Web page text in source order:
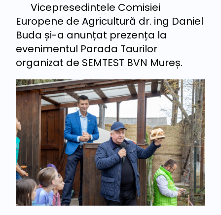
Vicepresedintele Comisiei
Europene de Agricultură dr. ing Daniel
Buda și-a anunțat prezența la
evenimentul Parada Taurilor
organizat de SEMTEST BVN Mureș.